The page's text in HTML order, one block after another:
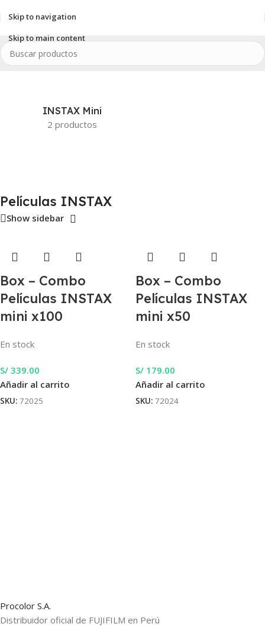
Skip to navigation
Skip to main content
Inicio/Combos/Películas INSTAX
INSTAX Mini
2 productos
Películas INSTAX
Show sidebar
Box – Combo
Películas INSTAX
mini x100
En stock
S/ 339.00
Añadir al carrito
SKU: 72025
Box – Combo
Películas INSTAX
mini x50
En stock
S/ 179.00
Añadir al carrito
SKU: 72024
Procolor S.A.
Distribuidor oficial de FUJIFILM en Perú